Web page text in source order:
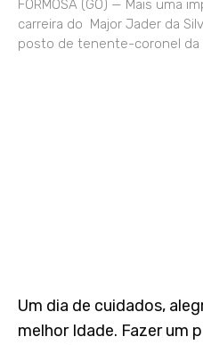
FORMOSA (GO) — Mais uma
carreira do Major Jader da
posto de tenente-coronel da
Um dia de cuidados,
melhor Idade. Fazer um